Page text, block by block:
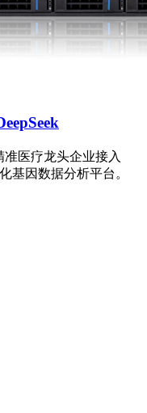
医疗龙头企业接入
基因数据分析平台。